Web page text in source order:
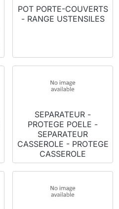
POT PORTE-COUVERTS
- RANGE USTENSILES
SEPARATEUR -
PROTEGE POELE -
SEPARATEUR
CASSEROLE - PROTEGE
CASSEROLE